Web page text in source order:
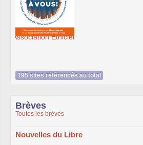
195 sites référencés au total
Brèves
Toutes les brèves
Nouvelles du Libre